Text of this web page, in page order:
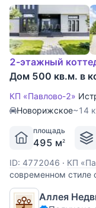
2-этажный
Дом 500 кв.м. в
КП «Павлово-2»
Новорижское~14
площадь
495 м2
ID: 4772046 · КП
современном стиле
из
применением
Аллея